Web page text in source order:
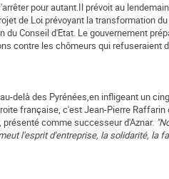
pour autant.Il prévoit au
de Loi prévoyant la transformation
du Conseil d'Etat. Le gouvernement
contre les chômeurs qui
delà des Pyrénées,en infligeant un
française, c'est Jean-Pierre
présenté comme successeur d'Aznar.
l'esprit d'entreprise, la solidarité, la